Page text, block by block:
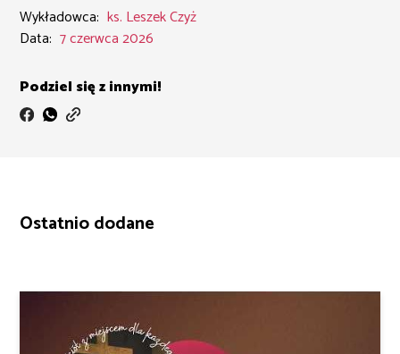
Wykładowca: ks. Leszek Czyż
Data: 7 czerwca 2026
Podziel się z innymi!
Ostatnio dodane